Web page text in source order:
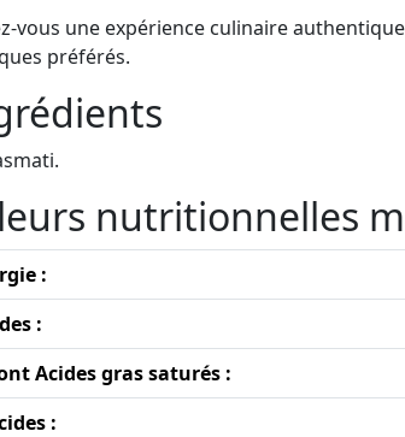
vous une expérience culinaire
préférés.
nutritionnelles
:
:
Acides gras saturés :
: